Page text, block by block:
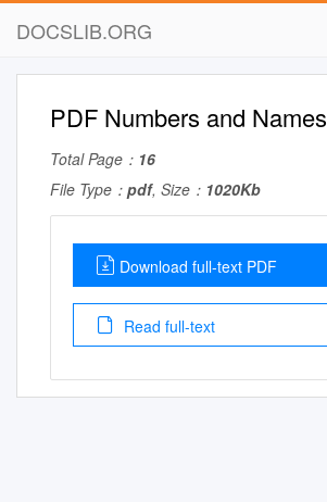
DOCSLIB.ORG
PDF Numbers and Names
Total Page： 16
File Type： pdf, Size： 1020Kb
Download full-text PDF
Read full-text